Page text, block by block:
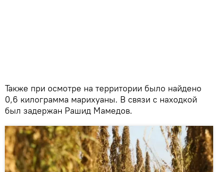
Также при осмотре на территории было найдено
0,6 килограмма марихуаны. В связи с находкой
был задержан Рашид Мамедов.